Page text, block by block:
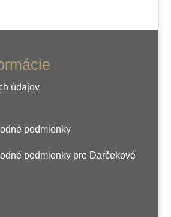
údajov
podmienky
podmienky pre Darčekové